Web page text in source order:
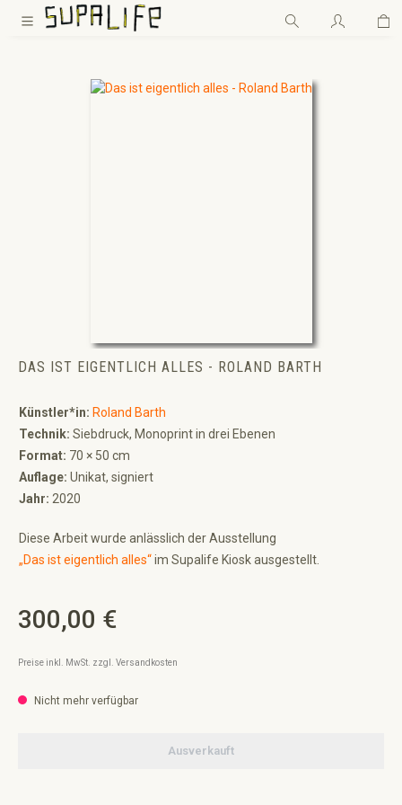
Zum Hauptinhalt springen
DAS IST EIGENTLICH ALLES - ROLAND BARTH
Künstler*in: Roland Barth
Technik: Siebdruck, Monoprint in drei Ebenen
Format: 70 × 50 cm
Auflage: Unikat, signiert
Jahr: 2020
Diese Arbeit wurde anlässlich der Ausstellung
„Das ist eigentlich alles“im Supalife Kiosk ausgestellt.
Regulärer Preis:
300,00 €
Preise inkl. MwSt. zzgl. Versandkosten
Nicht mehr verfügbar
Ausverkauft